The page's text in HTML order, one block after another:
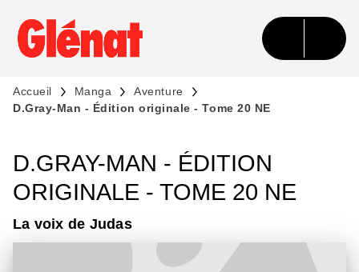
MENU RECHERCHE CONTENU
PIED DE PAGE
Accueil Manga
Aventure
D.Gray-Man - Édition originale - Tome 20 NE
D.GRAY-MAN - ÉDITION
ORIGINALE - TOME 20 NE
La voix de Judas